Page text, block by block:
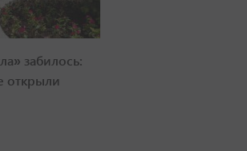
забилось:
открыли